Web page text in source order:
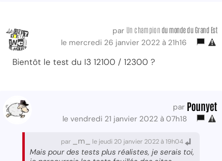
par Un champion du monde du Grand Est
le mercredi 26 janvier 2022 à 21h16
Bientôt le test du I3 12100 / 12300 ?
par Pounyet
le vendredi 21 janvier 2022 à 07h18
par _m_ le jeudi 20 janvier 2022 à 19h04
Mais pour des tests plus réalistes, je serais toi,